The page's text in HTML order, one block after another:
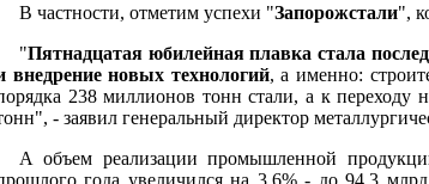
В частности, отметим успехи "Запорожстали",
"Пятнадцатая юбилейная плавка стала
внедрение новых технологий, а именно:
238 миллионов тонн стали, а к переходу
- заявил генеральный директор
А объем реализации промышленной
года увеличился на 3,6% - до 94,3